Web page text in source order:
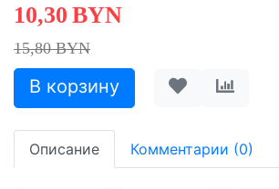
10,30 BYN
15,80 BYN
Описание Комментарии (0)